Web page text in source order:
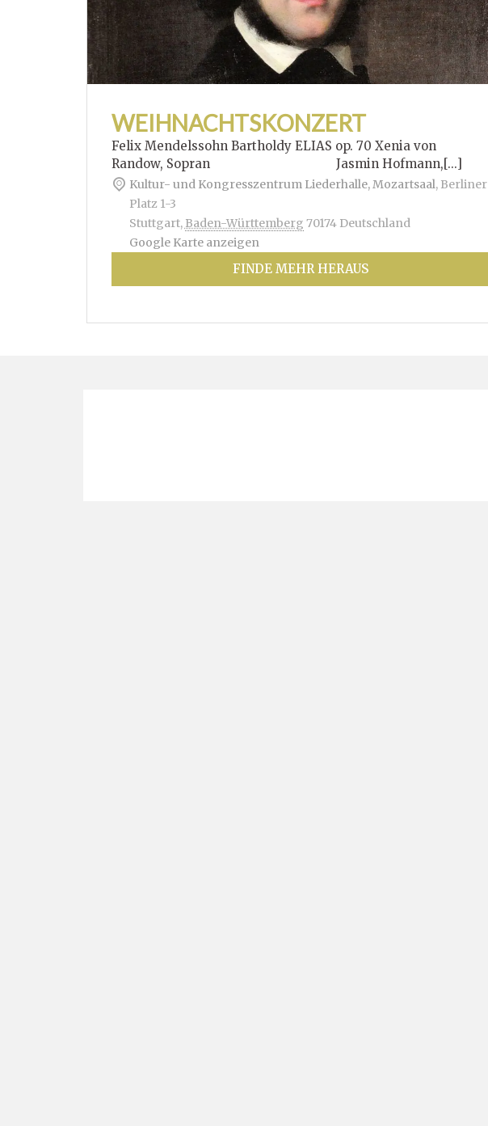
WEIHNACHTSKONZERT
Felix Mendelssohn Bartholdy ELIAS op. 70 Xenia von
Randow, Sopran Jasmin Hofmann,[...]
Kultur- und Kongresszentrum Liederhalle, Mozartsaal, Berliner
Platz 1-3
Stuttgart, Baden-Württemberg 70174 Deutschland
Google Karte anzeigen
FINDE MEHR HERAUS